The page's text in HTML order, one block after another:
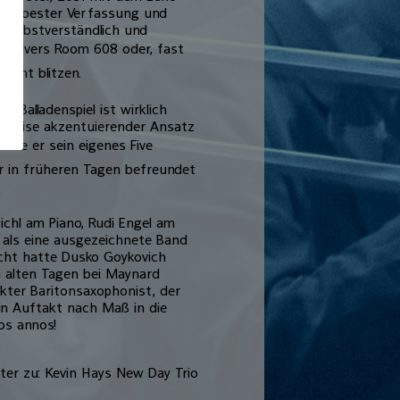
in bester Verfassung und
selbstverständlich und
Room 608 oder, fast
blitzen.
Balladenspiel ist wirklich
akzentuierender Ansatz
er sein eigenes Five
in früheren Tagen befreundet
am Piano, Rudi Engel am
eine ausgezeichnete Band
hatte Dusko Goykovich
Tagen bei Maynard
Baritonsaxophonist, der
Auftakt nach Maß in die
annos!
zu: Kevin Hays New Day Trio